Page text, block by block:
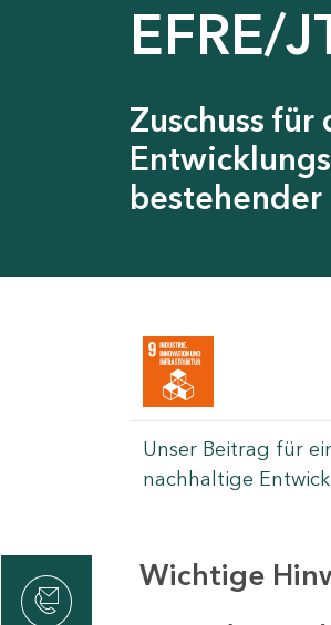
EFRE/
Zuschuss
Unser Beitrag für
nachhaltige
Wichtige